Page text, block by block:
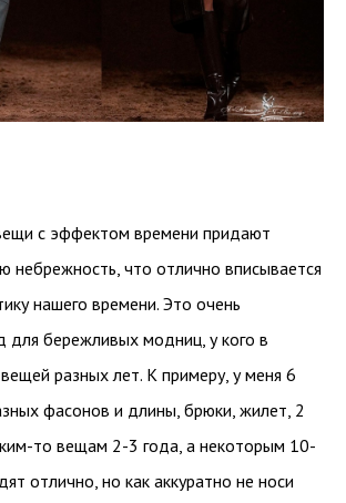
с эффектом времени придают
небрежность, что отлично вписывается
нашего времени. Это очень
для бережливых модниц, у кого в
разных лет. К примеру, у меня 6
фасонов и длины, брюки, жилет, 2
то вещам 2-3 года, а некоторым 10-
отлично, но как аккуратно не носи